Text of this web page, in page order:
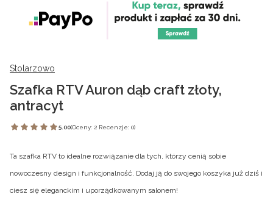
Stolarzowo
Szafka RTV Auron dąb craft złoty,
antracyt
5.00(Oceny: 2 Recenzje: 0)
Ta szafka RTV to idealne rozwiązanie dla tych, którzy cenią sobie
nowoczesny design i funkcjonalność. Dodaj ją do swojego koszyka już dziś i
ciesz się eleganckim i uporządkowanym salonem!